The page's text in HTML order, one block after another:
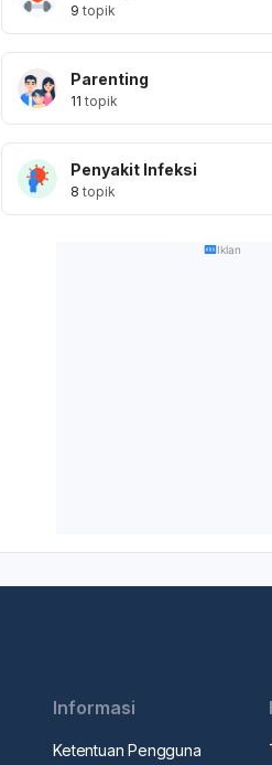
9 topik
Parenting
11 topik
Penyakit Infeksi
8 topik
Iklan
Informasi
Ketentuan Pengguna